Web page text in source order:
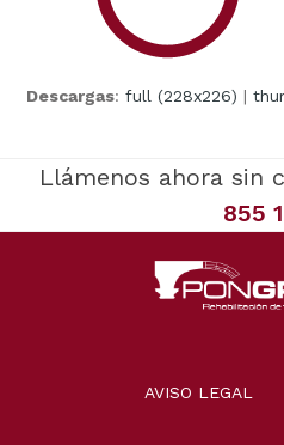
Descargas:full (228x226) |
Llámenos ahora sin
855
AVISO LEGAL